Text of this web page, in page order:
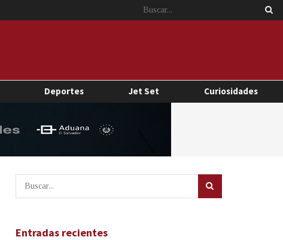
Deportes Jet Set Curiosidades
Entradas recientes